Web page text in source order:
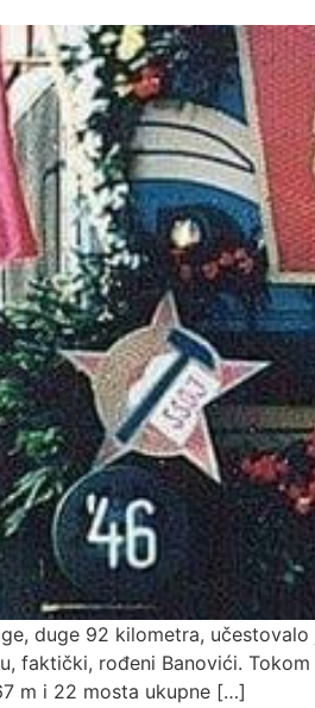
duge 92 kilometra,
faktički, rođeni Banovići.
m i 22 mosta ukupne […]